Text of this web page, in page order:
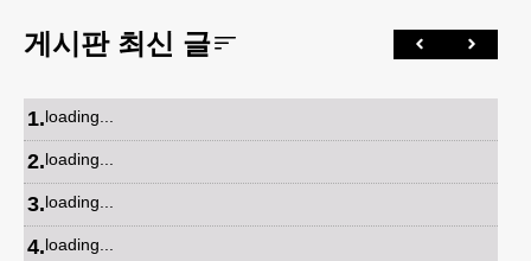
게시판 최신 글
1.loading...
2.loading...
3.loading...
4.loading...